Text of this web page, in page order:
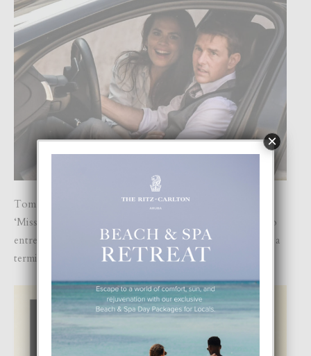
Tom Cruise y Hayley Atwell a conoce otro na e set di
‘Mission: Impossible 7’ y tur cos a parce di tabata fantastico
entre e pareha. Pero na october e actornan supuestamente a
termina nan romance y a prefera di keda amigo.
×